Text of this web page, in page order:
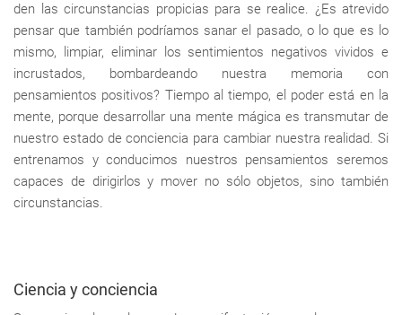
den las circunstancias propicias para se realice. ¿Es atrevido
pensar que también podríamos sanar el pasado, o lo que es lo
mismo, limpiar, eliminar los sentimientos negativos vividos e
incrustados, bombardeando nuestra memoria con
pensamientos positivos? Tiempo al tiempo, el poder está en la
mente, porque desarrollar una mente mágica es transmutar de
nuestro estado de conciencia para cambiar nuestra realidad. Si
entrenamos y conducimos nuestros pensamientos seremos
capaces de dirigirlos y mover no sólo objetos, sino también
circunstancias.
Ciencia y conciencia